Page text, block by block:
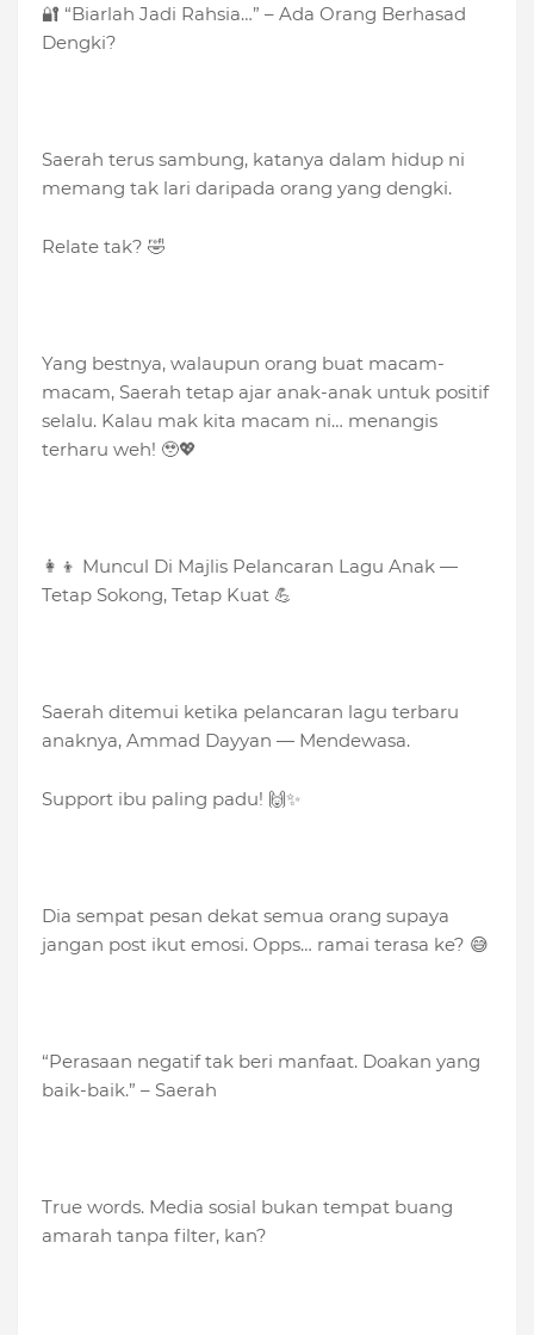
🔐 “Biarlah Jadi Rahsia…” – Ada Orang Berhasad
Dengki?
Saerah terus sambung, katanya dalam hidup ni
memang tak lari daripada orang yang dengki.
Relate tak? 🤣
Yang bestnya, walaupun orang buat macam-
macam, Saerah tetap ajar anak-anak untuk positif
selalu. Kalau mak kita macam ni… menangis
terharu weh! 🥹💖
👩‍👦 Muncul Di Majlis Pelancaran Lagu Anak —
Tetap Sokong, Tetap Kuat 💪
Saerah ditemui ketika pelancaran lagu terbaru
anaknya, Ammad Dayyan — Mendewasa.
Support ibu paling padu! 🙌✨
Dia sempat pesan dekat semua orang supaya
jangan post ikut emosi. Opps… ramai terasa ke? 😅
“Perasaan negatif tak beri manfaat. Doakan yang
baik-baik.” – Saerah
True words. Media sosial bukan tempat buang
amarah tanpa filter, kan?